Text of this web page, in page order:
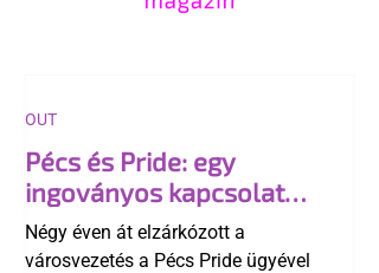
Pécs és Pride: egy
ingoványos kapcsolat
története
Négy éven át elzárkózott a
városvezetés a Pécs Pride ügyével
OUT